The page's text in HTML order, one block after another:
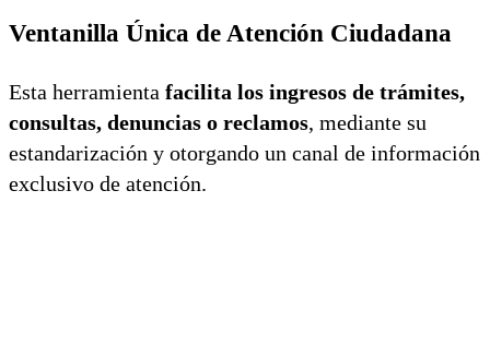
Ventanilla Única de Atención Ciudadana
Esta herramienta facilita los ingresos de trámites,
consultas, denuncias o reclamos, mediante su
estandarización y otorgando un canal de información
exclusivo de atención.